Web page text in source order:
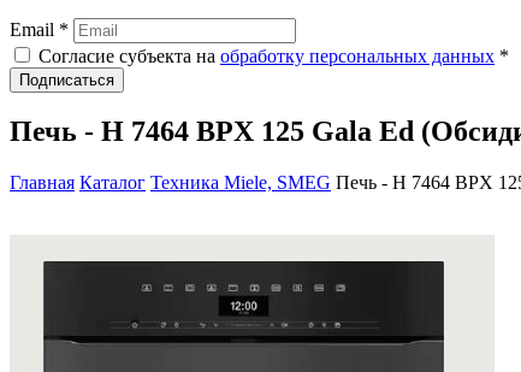
Email *
Согласие субъекта на обработку персональных данных *
Подписаться
Печь - H 7464 BPX 125 Gala Ed
Главная Каталог Техника Miele, SMEG Печь - H 7464 BPX